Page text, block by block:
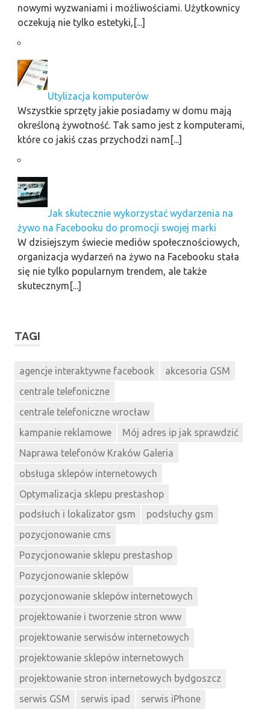
nowymi wyzwaniami i możliwościami. Użytkownicy
oczekują nie tylko estetyki,[...]
Utylizacja komputerów
Wszystkie sprzęty jakie posiadamy w domu mają
określoną żywotność. Tak samo jest z komputerami,
które co jakiś czas przychodzi nam[...]
Jak skutecznie wykorzystać wydarzenia na
żywo na Facebooku do promocji swojej marki
W dzisiejszym świecie mediów społecznościowych,
organizacja wydarzeń na żywo na Facebooku stała
się nie tylko popularnym trendem, ale także
skutecznym[...]
TAGI
agencje interaktywne facebook
akcesoria GSM
centrale telefoniczne
centrale telefoniczne wrocław
kampanie reklamowe
Mój adres ip jak sprawdzić
Naprawa telefonów Kraków Galeria
obsługa sklepów internetowych
Optymalizacja sklepu prestashop
podsłuch i lokalizator gsm
podsłuchy gsm
pozycjonowanie cms
Pozycjonowanie sklepu prestashop
Pozycjonowanie sklepów
pozycjonowanie sklepów internetowych
projektowanie i tworzenie stron www
projektowanie serwisów internetowych
projektowanie sklepów internetowych
projektowanie stron internetowych bydgoszcz
serwis GSM
serwis ipad serwis iPhone